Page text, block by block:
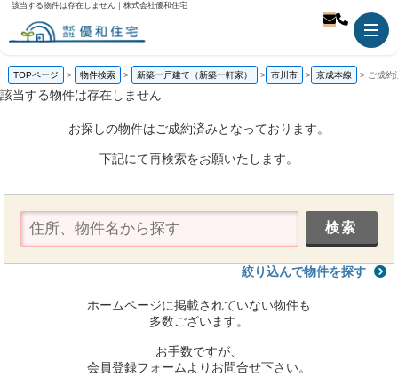
該当する物件は存在しません｜株式会社優和住宅
TOPページ 物件検索 新築一戸建て（新築一軒家） 市川市 京成本線 ご成約
該当する物件は存在しません
お探しの物件はご成約済みとなっております。
下記にて再検索をお願いたします。
絞り込んで物件を探す
ホームページに掲載されていない物件も
多数ございます。
お手数ですが、
会員登録フォームよりお問合せ下さい。